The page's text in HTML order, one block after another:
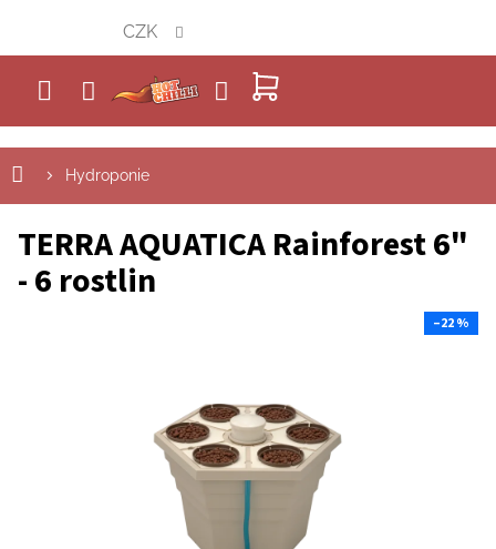
obsah
NÁKUPNÍ
KOŠÍK
CZK
Hydroponie
TERRA AQUATICA Rainforest 6"
- 6 rostlin
–22 %